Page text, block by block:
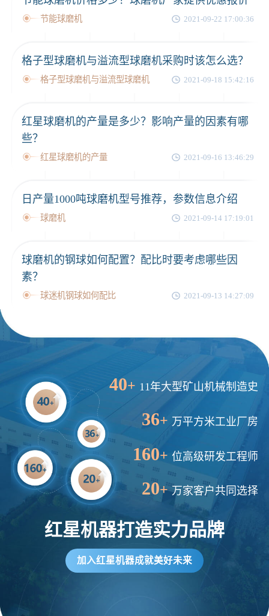
节能球磨机 2021-09-22 17:00:36
格子型球磨机与溢流型球磨机采购时该怎么选？
格子型球磨机与溢流型球磨机 2021-09-18 15:42:16
红星球磨机的产量是多少？影响产量的因素有哪
些？
红星球磨机的产量 2021-09-16 13:46:29
日产量1000吨球磨机型号推荐，参数信息介绍
球磨机 2021-09-14 17:19:01
球磨机的钢球如何配置？配比时要考虑哪些因
素？
球迷机钢球如何配比 2021-09-13 14:27:09
40+ 11年大型矿山机械制造史
36+ 万平方米工业厂房
160+ 位高级研发工程师
20+ 万家客户共同选择
红星机器打造实力品牌
加入红星机器成就美好未来